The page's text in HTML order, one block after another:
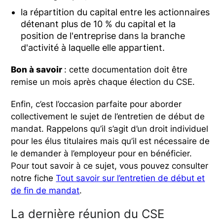
la répartition du capital entre les actionnaires
détenant plus de 10 % du capital et la
position de l'entreprise dans la branche
d'activité à laquelle elle appartient.
Bon à savoir : cette documentation doit être
remise un mois après chaque élection du CSE.
Enfin, c’est l’occasion parfaite pour aborder
collectivement le sujet de l’entretien de début de
mandat. Rappelons qu’il s’agit d’un droit individuel
pour les élus titulaires mais qu’il est nécessaire de
le demander à l’employeur pour en bénéficier.
Pour tout savoir à ce sujet, vous pouvez consulter
notre ficheTout savoir sur l’entretien de début et
de fin de mandat.
La dernière réunion du CSE